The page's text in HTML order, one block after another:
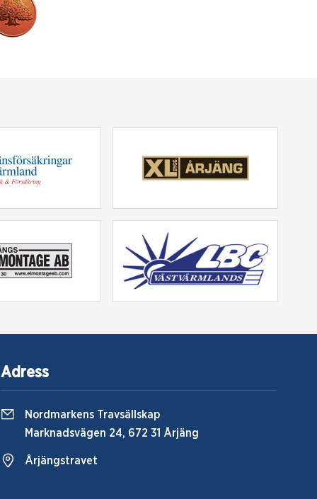
Adress
Nordmarkens Travsällskap
Marknadsvägen 24, 672 31 Årjäng
Årjängstravet